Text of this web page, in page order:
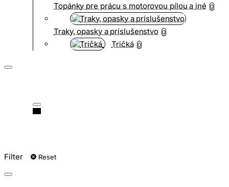
Topánky pre prácu s motorovou pílou a iné 0
Traky, opasky a príslušenstvo 0
Tričká 0
Filter Reset